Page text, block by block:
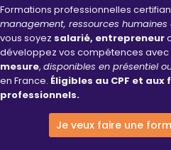
Formations professionnelles
management, ressources
vous soyez salarié, entrepreneur
développez vos compétences avec
mesure, disponibles en présentiel
en France. Éligibles au CPF et
professionnels.
Je veux faire une